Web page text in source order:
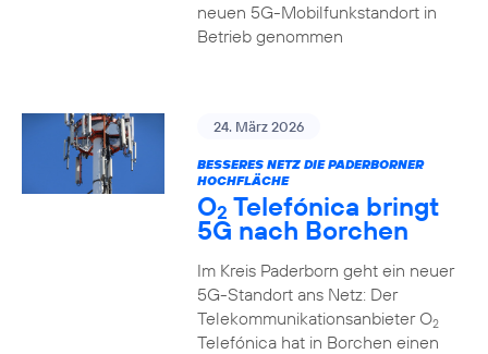
neuen 5G-Mobilfunkstandort in
Betrieb genommen
24. März 2026
BESSERES NETZ DIE PADERBORNER
HOCHFLÄCHE
O2 Telefónica bringt
5G nach Borchen
Im Kreis Paderborn geht ein neuer
5G-Standort ans Netz: Der
Telekommunikationsanbieter O2
Telefónica hat in Borchen einen